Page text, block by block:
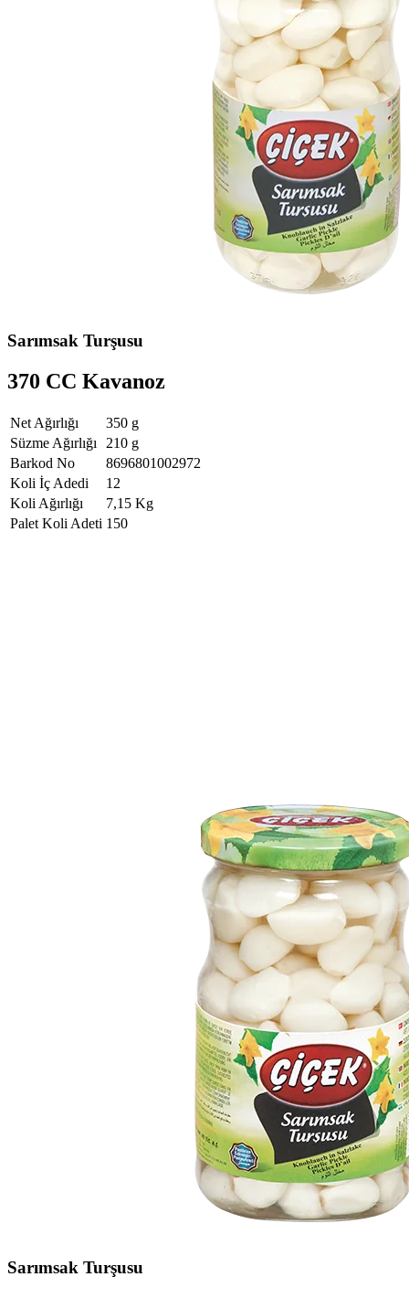
Sarımsak Turşusu
370 CC Kavanoz
Net Ağırlığı
350 g
Süzme Ağırlığı
210 g
Barkod No
8696801002972
Koli İç Adedi
12
Koli Ağırlığı
7,15 Kg
Palet Koli Adeti 150
Sarımsak Turşusu